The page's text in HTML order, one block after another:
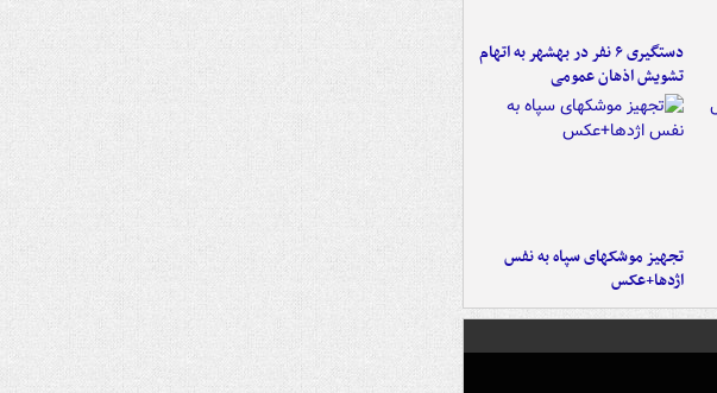
دستگیری ۶ نفر در بهشهر به اتهام
تشویش اذهان عمومی
تجهیز موشکهای سپاه به نفس
اژدها+عکس